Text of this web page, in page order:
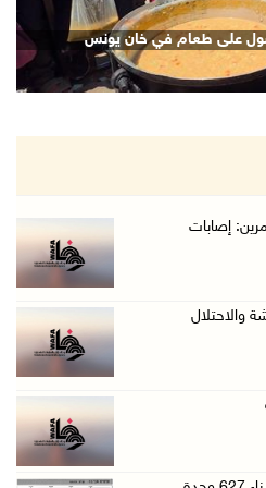
مع الاحتلال في ...
محيط مخيم طولكرم ...
التحتا وقرية جل ...
على طعام في خان يونس
إصابات
والاحتلال